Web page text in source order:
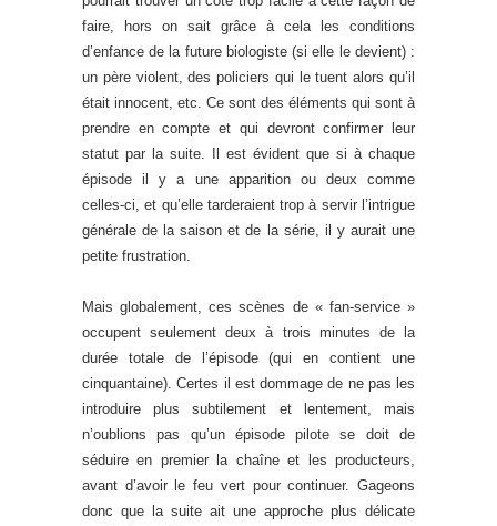
faire, hors on sait grâce à cela les conditions
d’enfance de la future biologiste (si elle le devient) :
un père violent, des policiers qui le tuent alors qu’il
était innocent, etc. Ce sont des éléments qui sont à
prendre en compte et qui devront confirmer leur
statut par la suite. Il est évident que si à chaque
épisode il y a une apparition ou deux comme
celles-ci, et qu’elle tarderaient trop à servir l’intrigue
générale de la saison et de la série, il y aurait une
petite frustration.
Mais globalement, ces scènes de « fan-service »
occupent seulement deux à trois minutes de la
durée totale de l’épisode (qui en contient une
cinquantaine). Certes il est dommage de ne pas les
introduire plus subtilement et lentement, mais
n’oublions pas qu’un épisode pilote se doit de
séduire en premier la chaîne et les producteurs,
avant d’avoir le feu vert pour continuer. Gageons
donc que la suite ait une approche plus délicate